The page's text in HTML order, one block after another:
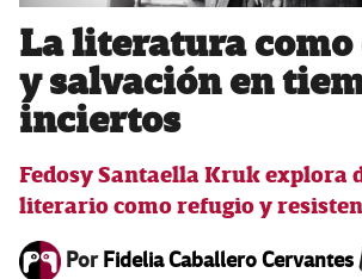
La literatura
y salvación en
inciertos
Fedosy Santaella Kruk explora
literario como refugio y
PorFidelia Caballero Cervantes